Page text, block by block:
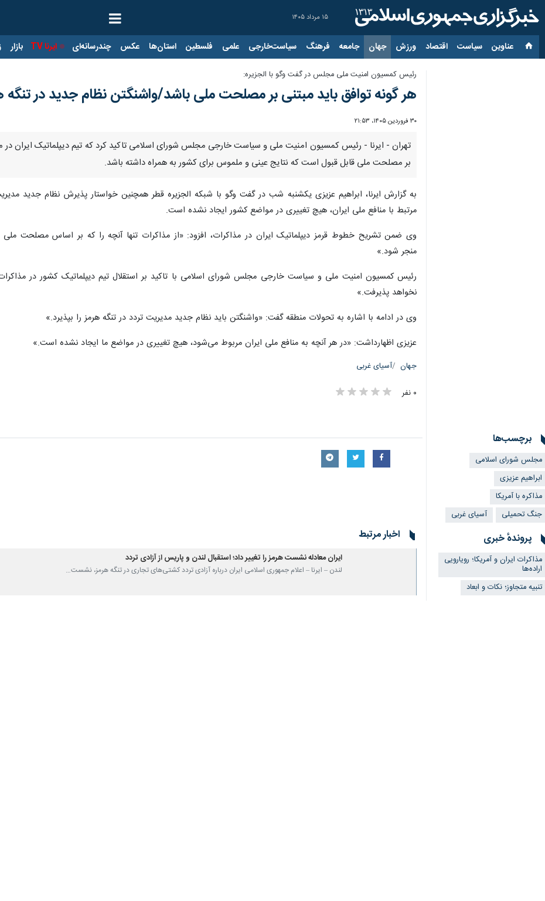
۱۵ مرداد ۱۴۰۵
عناوین‌ سیاست اقتصاد ورزش جهان جامعه فرهنگ سیاست‌خارجی علمی فلسطین استان‌ها عکس چندرسانه‌ای ایرنا TV بازار
رئیس کمسیون امنیت ملی مجلس در گفت وگو با الجزیره:
هر گونه توافق باید مبتنی بر مصلحت ملی باشد/واشنگتن نظام جدید در تنگه
۳۰ فروردین ۱۴۰۵، ۲۱:۵۳
تهران - ایرنا - رئیس کمسیون امنیت ملی و سیاست خارجی مجلس شورای اسلامی تاکید کرد که تیم دیپلماتیک ایران در
بر مصلحت ملی قابل قبول است که نتایج عینی و ملموس برای کشور به همراه داشته باشد.
به گزارش ایرنا، ابراهیم عزیزی یکشنبه شب در گفت وگو با شبکه الجزیره قطر همچنین خواستار پذیرش نظام جدید
مرتبط با منافع ملی ایران، هیچ تغییری در مواضع کشور ایجاد نشده است.
وی ضمن تشریح خطوط قرمز دیپلماتیک ایران در مذاکرات، افزود: «از مذاکرات تنها آنچه را که بر اساس مصلحت ملی
منجر شود.»
رئیس کمسیون امنیت ملی و سیاست خارجی مجلس شورای اسلامی با تاکید بر استقلال تیم دیپلماتیک کشور در مذاکرات
نخواهد پذیرفت.»
وی در ادامه با اشاره به تحولات منطقه‌ گفت: «واشنگتن باید نظام جدید مدیریت تردد در تنگه هرمز را بپذیرد.»
عزیزی اظهارداشت: «در هر آنچه به منافع ملی ایران مربوط می‌شود، هیچ تغییری در مواضع ما ایجاد نشده است.»
جهان آسیای غربی
۰ نفر
برچسب‌ها
مجلس شورای اسلامی
ابراهیم عزیزی
مذاکره با آمریکا
جنگ تحمیلی
آسیای غربی
پروندهٔ خبری
مذاکرات ایران و آمریکا؛ رویارویی
اراده‌ها
تنبیه متجاوز؛ نکات و ابعاد
اخبار مرتبط
ایران معادله نشست هرمز را تغییر داد؛ استقبال لندن و پاریس از آزادی تردد
لندن – ایرنا – اعلام جمهوری اسلامی ایران درباره آزادی تردد کشتی‌های تجاری در تنگه هرمز، نشست…